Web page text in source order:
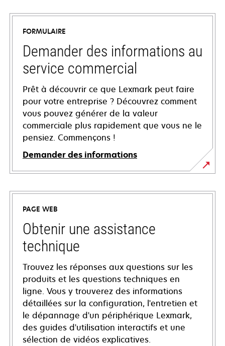
FORMULAIRE
Demander des informations au
service commercial
Prêt à découvrir ce que Lexmark peut faire
pour votre entreprise ? Découvrez comment
vous pouvez générer de la valeur
commerciale plus rapidement que vous ne le
pensiez. Commençons !
Demander des informations
PAGE WEB
Obtenir une assistance
technique
Trouvez les réponses aux questions sur les
produits et les questions techniques en
ligne. Vous y trouverez des informations
détaillées sur la configuration, l'entretien et
le dépannage d'un périphérique Lexmark,
des guides d'utilisation interactifs et une
sélection de vidéos explicatives.